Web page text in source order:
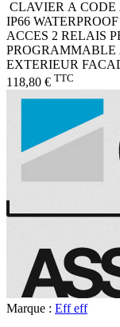
IP66 WATERPROOF LECTEUR DE BADGE CONTROLE D
ACCES 2 RELAIS PRE CABLE FACILEMENT
PROGRAMMABLE ANTIVANDALISME POUR L
118,80 € TTC
Marque : Eff eff